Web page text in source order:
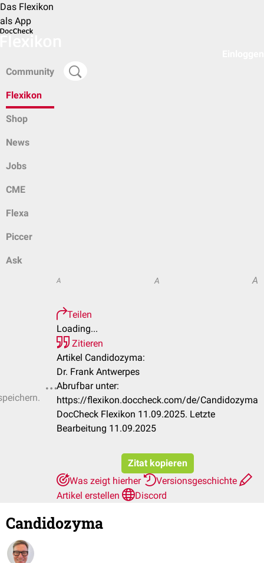
Das Flexikon
als App
Community
Flexikon
Shop
News
Jobs
CME
Flexa
Piccer
Ask
A A A
Teilen
Loading...
Zitieren
Artikel Candidozyma:
Dr. Frank Antwerpes
Abrufbar unter:
https://flexikon.doccheck.com/de/Candidozyma
DocCheck Flexikon 11.09.2025. Letzte
Bearbeitung 11.09.2025
Zitat kopieren
Was zeigt hierher
Versionsgeschichte
Artikel erstellen
Discord
Candidozyma